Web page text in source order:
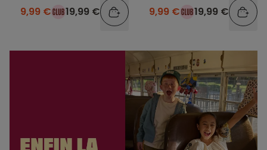
9,99 € 19,99 € 9,99 € 19,99 €